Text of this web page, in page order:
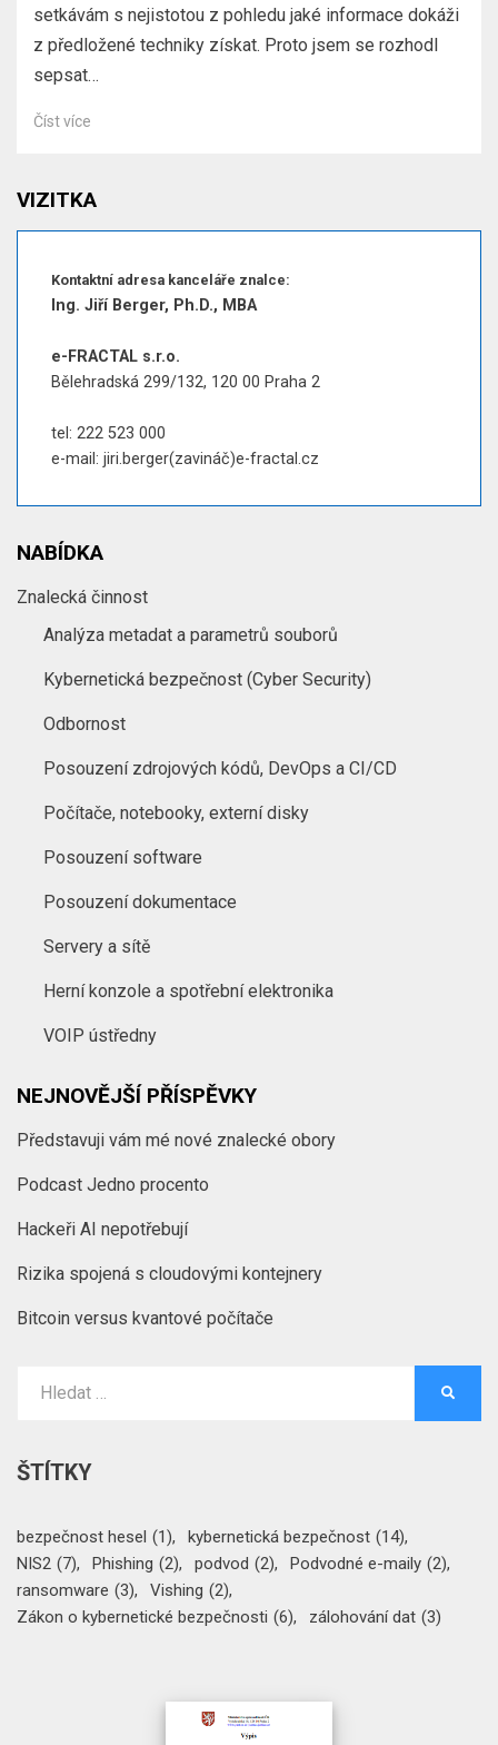
setkávám s nejistotou z pohledu jaké informace dokáži
z předložené techniky získat. Proto jsem se rozhodl
sepsat…
Číst více
VIZITKA
Kontaktní adresa kanceláře znalce:
Ing. Jiří Berger, Ph.D., MBA
e-FRACTAL s.r.o.
Bělehradská 299/132, 120 00 Praha 2
tel: 222 523 000
e-mail: jiri.berger(zavináč)e-fractal.cz
NABÍDKA
Znalecká činnost
Analýza metadat a parametrů souborů
Kybernetická bezpečnost (Cyber Security)
Odbornost
Posouzení zdrojových kódů, DevOps a CI/CD
Počítače, notebooky, externí disky
Posouzení software
Posouzení dokumentace
Servery a sítě
Herní konzole a spotřební elektronika
VOIP ústředny
NEJNOVĚJŠÍ PŘÍSPĚVKY
Představuji vám mé nové znalecké obory
Podcast Jedno procento
Hackeři AI nepotřebují
Rizika spojená s cloudovými kontejnery
Bitcoin versus kvantové počítače
ŠTÍTKY
bezpečnost hesel (1) kybernetická bezpečnost (14)
NIS2 (7) Phishing (2) podvod (2) Podvodné e-maily (2)
ransomware (3) Vishing (2)
Zákon o kybernetické bezpečnosti (6) zálohování dat (3)